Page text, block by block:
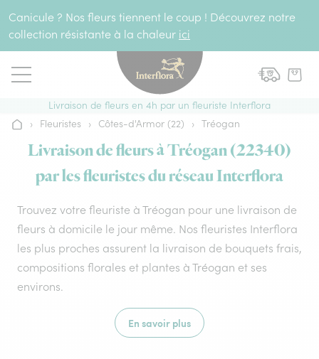
Canicule ? Nos fleurs tiennent le coup ! Découvrez notre
collection résistante à la chaleur ici
Livraison de fleurs en 4h par un fleuriste Interflora
Accueil
› Fleuristes › Côtes-d'Armor (22) › Tréogan
Livraison de fleurs à Tréogan (22340)
par les fleuristes du réseau Interflora
Trouvez votre fleuriste à Tréogan pour une livraison de
fleurs à domicile le jour même. Nos fleuristes Interflora
les plus proches assurent la livraison de bouquets frais,
compositions florales et plantes à Tréogan et ses
environs.
En savoir plus